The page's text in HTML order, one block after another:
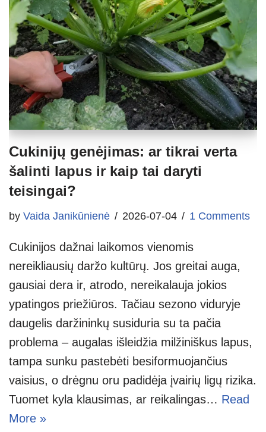
Cukinijų genėjimas: ar tikrai verta
šalinti lapus ir kaip tai daryti
teisingai?
by Vaida Janikūnienė 2026-07-04 1 Comments
Cukinijos dažnai laikomos vienomis
nereikliausių daržo kultūrų. Jos greitai auga,
gausiai dera ir, atrodo, nereikalauja jokios
ypatingos priežiūros. Tačiau sezono viduryje
daugelis daržininkų susiduria su ta pačia
problema – augalas išleidžia milžiniškus lapus,
tampa sunku pastebėti besiformuojančius
vaisius, o drėgnu oru padidėja įvairių ligų rizika.
Tuomet kyla klausimas, ar reikalingas… Read
More »